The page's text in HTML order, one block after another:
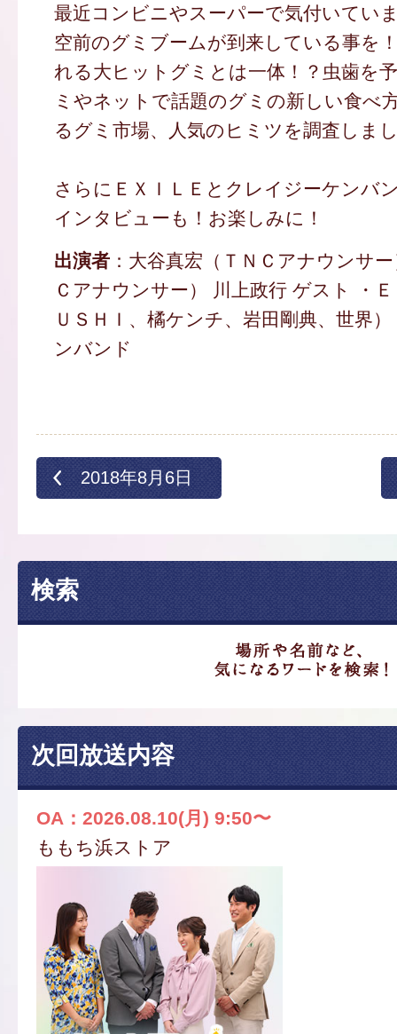
最近コンビニやスーパーで気付いてい
空前のグミブームが到来している事を
れる大ヒットグミとは一体！？虫歯を
ミやネットで話題のグミの新しい食べ
るグミ市場、人気のヒミツを調査しま
さらにＥＸＩＬＥとクレイジーケンバ
インタビューも！お楽しみに！
出演者：大谷真宏（ＴＮＣアナウンサ
Ｃアナウンサー） 川上政行 ゲスト ・
ＵＳＨＩ、橘ケンチ、岩田剛典、世界
ンバンド
2018年8月6日
検索
次回放送内容
OA：2026.08.10(月) 9:50〜
ももち浜ストア